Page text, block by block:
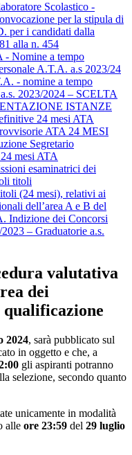
Scolastico -
per la stipula di
per i candidati dalla
alla n. 454
Nomine a tempo
A.T.A. a.s 2023/24
- nomine a tempo
2023/2024 – SCELTA
ISTANZE
24 mesi ATA
ATA 24 MESI
Segretario
mesi ATA
esaminatrici dei
titoli
(24 mesi), relativi ai
dell’area A e B del
Indizione dei Concorsi
2023 – Graduatorie a.s.
valutativa
dei
qualificazione
2024, sarà pubblicato sul
in oggetto e che, a
gli aspiranti potranno
selezione, secondo quanto
unicamente in modalità
alle ore 23:59 del 29 luglio